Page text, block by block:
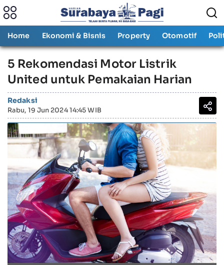
Home Ekonomi & Bisnis Property Otomotif
5 Rekomendasi Motor Listrik
United untuk Pemakaian Harian
Redaksi
Rabu, 19 Jun 2024 14:45 WIB